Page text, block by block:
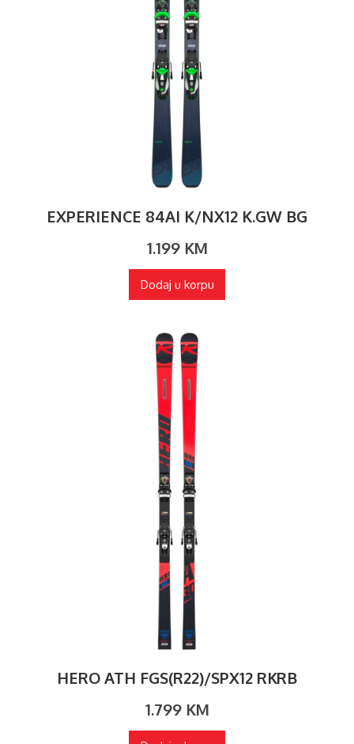
EXPERIENCE 84AI K/NX12 K.GW BG
1.199 KM
Dodaj u korpu
HERO ATH FGS(R22)/SPX12 RKRB
1.799 KM